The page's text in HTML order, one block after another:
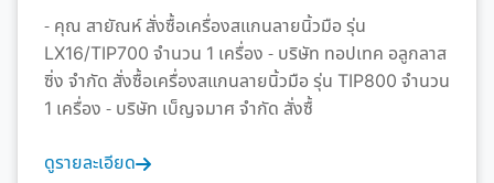
- คุณ สายัณห์ สั่งซื้อเครื่องสแกนลายนิ้วมือ รุ่น
LX16/TIP700 จำนวน 1 เครื่อง - บริษัท ทอปเทค อลูกลาส
ซิ่ง จำกัด สั่งซื้อเครื่องสแกนลายนิ้วมือ รุ่น TIP800 จำนวน
1 เครื่อง - บริษัท เบ็ญจมาศ จำกัด สั่งซื้
ดูรายละเอียด